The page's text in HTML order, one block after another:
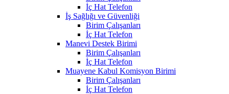
İç Hat Telefon
İş Sağlığı ve Güvenliği
Birim Çalışanları
İç Hat Telefon
Manevi Destek Birimi
Birim Çalışanları
İç Hat Telefon
Muayene Kabul Komisyon Birimi
Birim Çalışanları
İç Hat Telefon